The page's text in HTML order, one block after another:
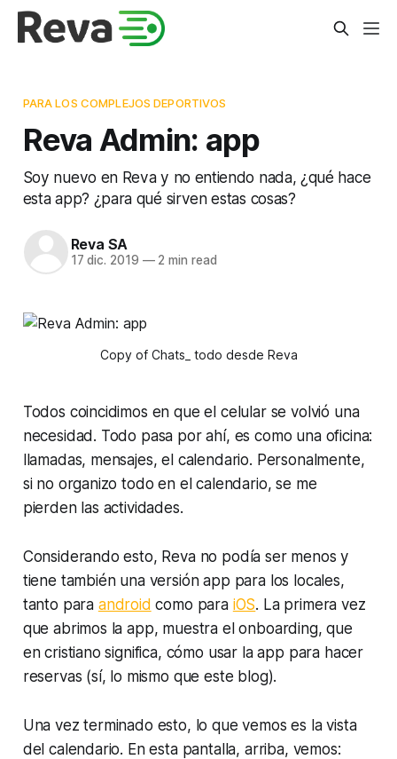
PARA LOS COMPLEJOS DEPORTIVOS
Reva Admin: app
Soy nuevo en Reva y no entiendo nada, ¿qué hace
esta app? ¿para qué sirven estas cosas?
Reva SA
17 dic. 2019 —2 min read
Copy of Chats_ todo desde Reva
Todos coincidimos en que el celular se volvió una
necesidad. Todo pasa por ahí, es como una oficina:
llamadas, mensajes, el calendario. Personalmente,
si no organizotodo en el calendario, se me
pierden las actividades.
Considerando esto, Reva no podía ser menos y
tiene también una versión app para los locales,
tanto para android como para iOS. La primera vez
que abrimos la app, muestra el onboarding, que
en cristiano significa, cómo usar la app para hacer
reservas (sí, lo mismo que este blog).
Una vez terminado esto, lo que vemos es la vista
del calendario. En esta pantalla, arriba, vemos: